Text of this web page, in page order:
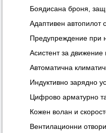
Боядисана броня,
Адаптивен автопилот
Предупреждение при
Асистент за движение
Автоматична
Индуктивно зарядно
Цифрово арматурно
Кожен волан и
Вентилационни